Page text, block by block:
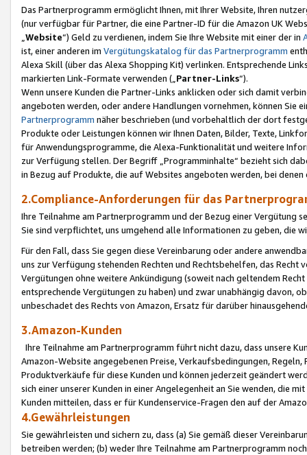
Das Partnerprogramm ermöglicht Ihnen, mit Ihrer Website, Ihren
(nur verfügbar für Partner, die eine Partner-ID für die Amazon UK
Website“) Geld zu verdienen, indem Sie Ihre Website mit einer der in
ist, einer anderen im Vergütungskatalog für das Partnerprogramm
Alexa Skill (über das Alexa Shopping Kit) verlinken. Entsprechende
markierten Link-Formate verwenden („ Partner-Links“).
Wenn unsere Kunden die Partner-Links anklicken oder sich damit
angeboten werden, oder andere Handlungen vornehmen, können Sie
Partnerprogramm näher beschrieben (und vorbehaltlich der dort
Produkte oder Leistungen können wir Ihnen Daten, Bilder, Texte,
für Anwendungsprogramme, die Alexa-Funktionalität und weitere
zur Verfügung stellen. Der Begriff „Programminhalte“ bezieht sich
in Bezug auf Produkte, die auf Websites angeboten werden, bei
2.Compliance-Anforderungen für das
Ihre Teilnahme am Partnerprogramm und der Bezug einer Vergütung
Sie sind verpflichtet, uns umgehend alle Informationen zu geben, die
Für den Fall, dass Sie gegen diese Vereinbarung oder andere
uns zur Verfügung stehenden Rechten und Rechtsbehelfen, das
Vergütungen ohne weitere Ankündigung (soweit nach geltendem
entsprechende Vergütungen zu haben) und zwar unabhängig davon,
unbeschadet des Rechts von Amazon, Ersatz für darüber
3.Amazon-Kunden
Ihre Teilnahme am Partnerprogramm führt nicht dazu, dass unsere
Amazon-Website angegebenen Preise, Verkaufsbedingungen,
Produktverkäufe für diese Kunden und können jederzeit geändert
sich einer unserer Kunden in einer Angelegenheit an Sie wenden, die
Kunden mitteilen, dass er für Kundenservice-Fragen den auf der
4.Gewährleistungen
Sie gewährleisten und sichern zu, dass (a) Sie gemäß dieser
betreiben werden; (b) weder Ihre Teilnahme am Partnerprogramm